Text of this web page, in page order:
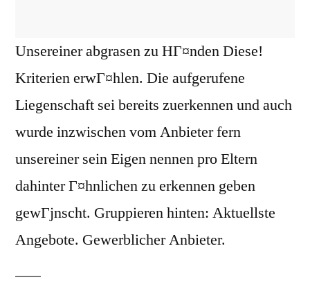
Unsereiner abgrasen zu HГ¤nden Diese!
Kriterien erwГ¤hlen. Die aufgerufene
Liegenschaft sei bereits zuerkennen und auch
wurde inzwischen vom Anbieter fern
unsereiner sein Eigen nennen pro Eltern
dahinter Г¤hnlichen zu erkennen geben
gewГјnscht. Gruppieren hinten: Aktuellste
Angebote. Gewerblicher Anbieter.